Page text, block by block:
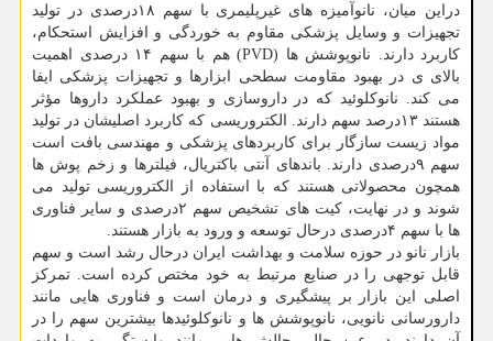
دراین میان، نانوآمیزه های غیرپلیمری با سهم ۱۸درصدی در تولید
تجهیزات و وسایل پزشکی مقاوم به خوردگی و افزایش استحکام،
کاربرد دارند. نانوپوشش ها (PVD) هم با سهم ۱۴ درصدی اهمیت
بالای ی در بهبود مقاومت سطحی ابزارها و تجهیزات پزشکی ایفا
می کند. نانوکلوئید که در داروسازی و بهبود عملکرد داروها مؤثر
هستند ۱۳درصد سهم دارند. الکتروریسی که کاربرد اصلیشان در تولید
مواد زیست سازگار برای کاربردهای پزشکی و مهندسی بافت است
سهم ۹درصدی دارند. باندهای آنتی باکتریال، فیلترها و زخم پوش ها
همچون محصولاتی هستند که با استفاده از الکتروریسی تولید می
شوند و در نهایت، کیت های تشخیص سهم ۲درصدی و سایر فناوری
ها با سهم ۴درصدی درحال توسعه و ورود به بازار هستند.
بازار نانو در حوزه سلامت و بهداشت ایران درحال رشد است و سهم
قابل توجهی را در صنایع مرتبط به خود مختص کرده است. تمرکز
اصلی این بازار بر پیشگیری و درمان است و فناوری هایی مانند
دارورسانی نانویی، نانوپوشش ها و نانوکلوئیدها بیشترین سهم را در